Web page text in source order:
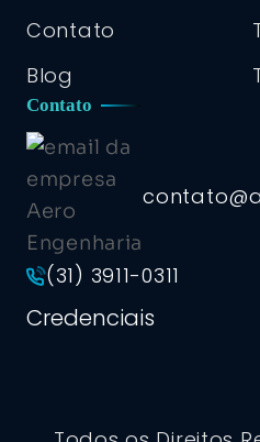
Contato
Blog
Contato
(31) 3911-0311
Credenciais